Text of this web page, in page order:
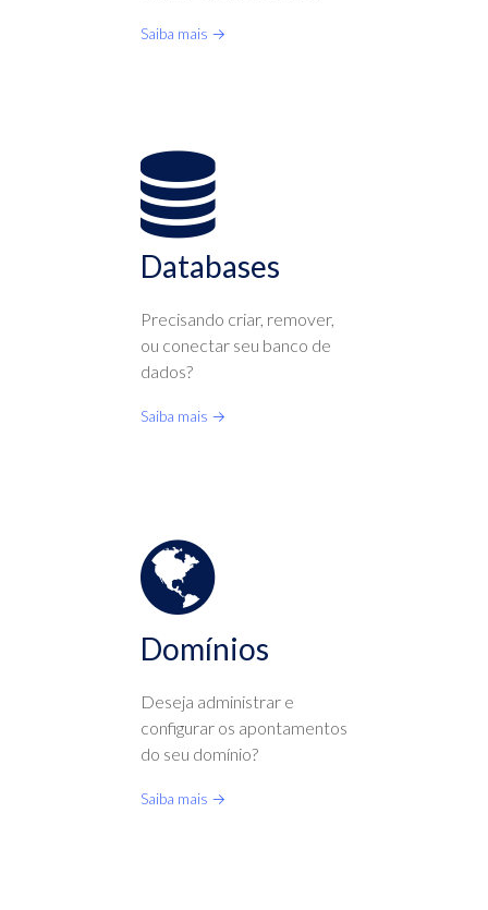
Saiba mais →
Databases
Precisando criar, remover,
ou conectar seu banco de
dados?
Saiba mais →
Domínios
Deseja administrar e
configurar os apontamentos
do seu domínio?
Saiba mais →